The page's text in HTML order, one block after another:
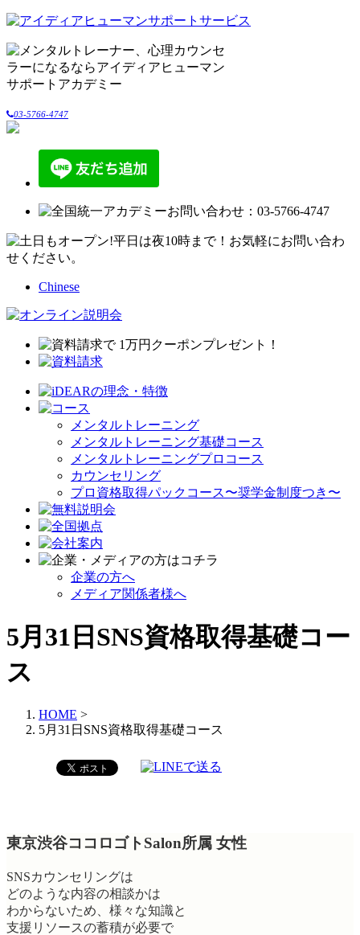
03-5766-4747
Chinese
メンタルトレーニング
メンタルトレーニング基礎コース
メンタルトレーニングプロコース
カウンセリング
プロ資格取得パックコース〜奨学金制度つき〜
企業の方へ
メディア関係者様へ
5月31日SNS資格取得基礎コー
ス
HOME >
5月31日SNS資格取得基礎コース
東京渋谷ココロゴトSalon所属 女性
SNSカウンセリングは
どのような内容の相談かは
わからないため、様々な知識と
支援リソースの蓄積が必要で